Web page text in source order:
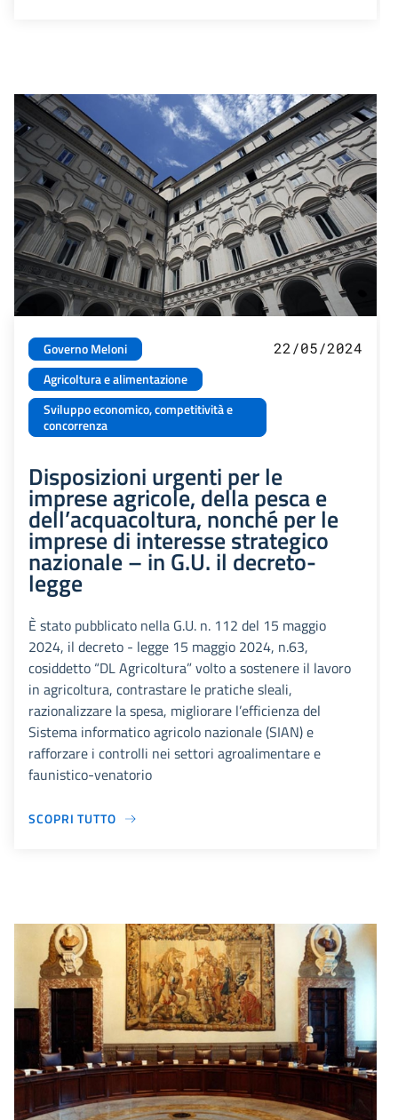
Governo Meloni
Agricoltura e alimentazione
Sviluppo economico, competitività e
concorrenza
22/05/2024
Disposizioni urgenti per le
imprese agricole, della pesca e
dell’acquacoltura, nonché per le
imprese di interesse strategico
nazionale – in G.U. il decreto-
legge
È stato pubblicato nella G.U. n. 112 del 15 maggio
2024, il decreto - legge 15 maggio 2024, n.63,
cosiddetto “DL Agricoltura” volto a sostenere il lavoro
in agricoltura, contrastare le pratiche sleali,
razionalizzare la spesa, migliorare l’efficienza del
Sistema informatico agricolo nazionale (SIAN) e
rafforzare i controlli nei settori agroalimentare e
faunistico-venatorio
SCOPRI TUTTO